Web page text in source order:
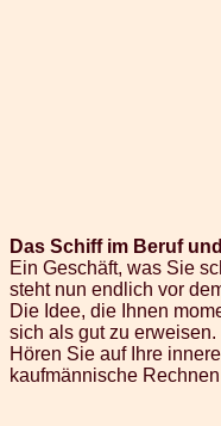
Das Schiff im Beruf
Ein Geschäft, was Sie
steht nun endlich vor
Die Idee, die Ihnen
sich als gut zu erweisen.
Hören Sie auf Ihre
kaufmännische